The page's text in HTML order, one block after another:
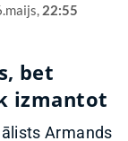
22:55
bet
izmantot
Armands